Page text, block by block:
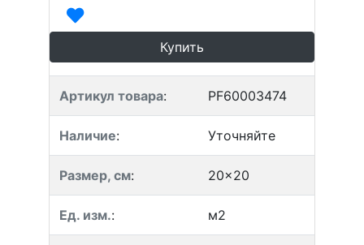
Купить
Артикул товара: PF60003474
Наличие: Уточняйте
Размер, см: 20x20
Ед. изм.: м2